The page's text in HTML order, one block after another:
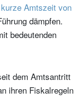
kurze Amtszeit von
dämpfen.
bedeutenden
dem Amtsantritt
ihren Fiskalregeln